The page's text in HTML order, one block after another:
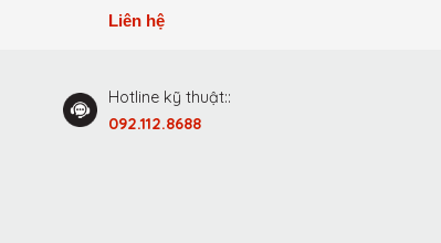
Liên hệ
Hotline kỹ thuật::
092.112.8688